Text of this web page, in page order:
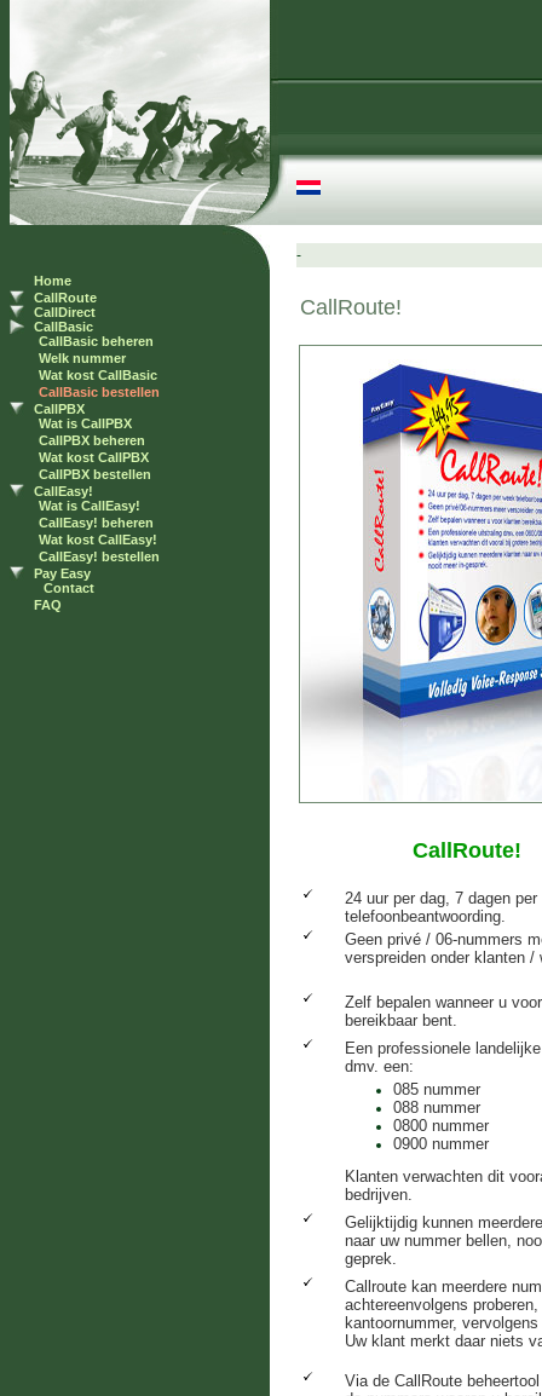
Home
CallRoute
CallDirect
CallBasic
CallBasic beheren
Welk nummer
Wat kost CallBasic
CallBasic bestellen
CallPBX
Wat is CallPBX
CallPBX beheren
Wat kost CallPBX
CallPBX bestellen
CallEasy!
Wat is CallEasy!
CallEasy! beheren
Wat kost CallEasy!
CallEasy! bestellen
Pay Easy
Contact
FAQ